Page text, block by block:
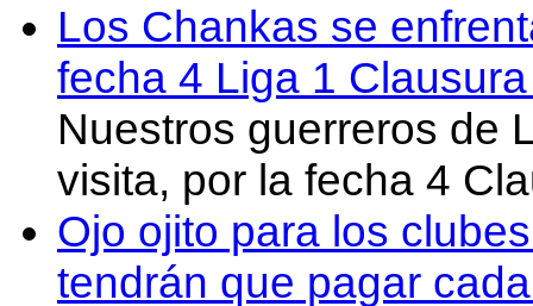
Los Chankas se
fecha 4 Liga 1
Nuestros guerreros de
visita, por la fecha 4
Ojo ojito para los
tendrán que pagar